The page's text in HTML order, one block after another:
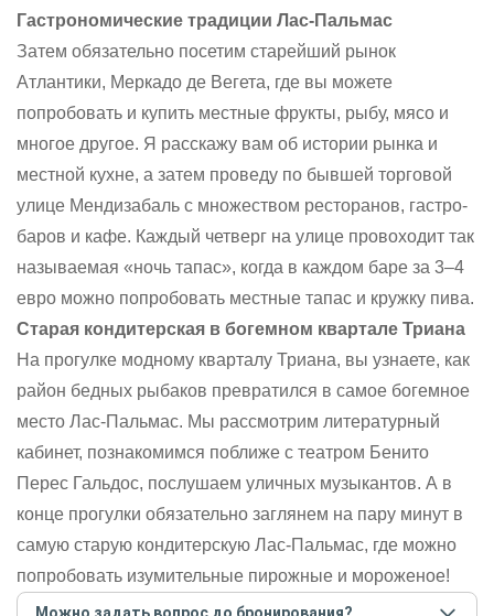
Гастрономические традиции Лас-Пальмас
Затем обязательно посетим старейший рынок
Атлантики, Меркадо де Вегета, где вы можете
попробовать и купить местные фрукты, рыбу, мясо и
многое другое. Я расскажу вам об истории рынка и
местной кухне, а затем проведу по бывшей торговой
улице Мендизабаль с множеством ресторанов, гастро-
баров и кафе. Каждый четверг на улице провоходит так
называемая «ночь тапас», когда в каждом баре за 3–4
евро можно попробовать местные тапас и кружку пива.
Старая кондитерская в богемном квартале Триана
На прогулке модному кварталу Триана, вы узнаете, как
район бедных рыбаков превратился в самое богемное
место Лас-Пальмас. Мы рассмотрим литературный
кабинет, познакомимся поближе с театром Бенито
Перес Гальдос, послушаем уличных музыкантов. А в
конце прогулки обязательно заглянем на пару минут в
самую старую кондитерскую Лас-Пальмас, где можно
попробовать изумительные пирожные и мороженое!